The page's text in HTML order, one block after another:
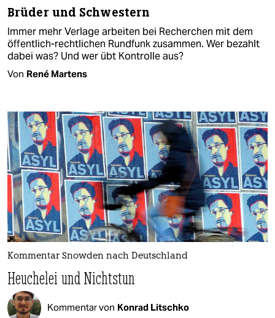
Brüder und Schwestern
Immer mehr Verlage arbeiten bei Recherchen mit dem
öffentlich-rechtlichen Rundfunk zusammen. Wer bezahlt
dabei was? Und wer übt Kontrolle aus?
Von René Martens
Kommentar Snowden nach Deutschland
Heuchelei und Nichtstun
Kommentar von Konrad Litschko